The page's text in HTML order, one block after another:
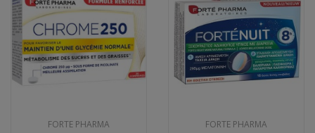
FORTE PHARMA FORTE PHARMA